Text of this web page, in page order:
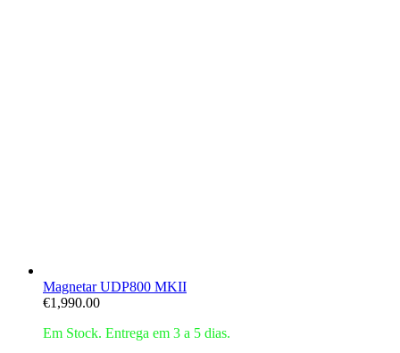
Magnetar UDP800 MKII
€1,990.00
Em Stock. Entrega em 3 a 5 dias.